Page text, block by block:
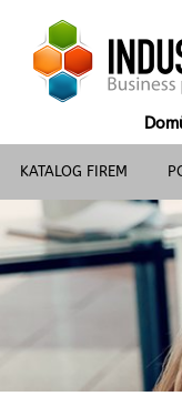
KATALOG FIREM